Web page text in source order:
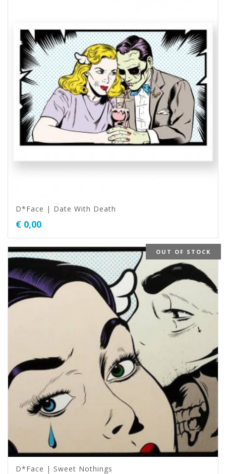
D*Face | Date With Death
€ 0,00
OUT OF STOCK
D*Face | Sweet Nothings